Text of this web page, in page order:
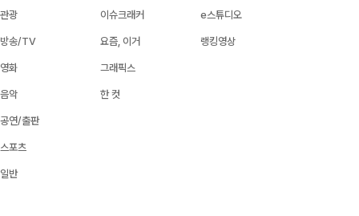
관광
방송/TV
영화
음악
공연/출판
스포츠
일반
이슈크래커
요즘, 이거
그래픽스
한 컷
e스튜디오
랭킹영상